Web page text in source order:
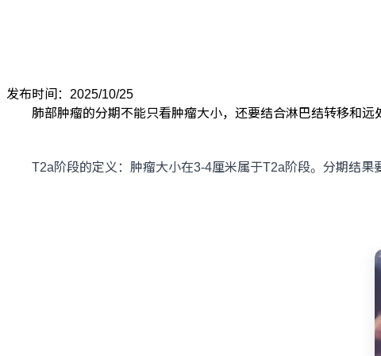
发布时间：2025/10/25
肺部肿瘤的分期不能只看肿瘤大小，还要结合淋巴结转移和远
T2a阶段的定义：肿瘤大小在3-4厘米属于T2a阶段。分期结果